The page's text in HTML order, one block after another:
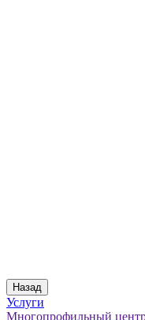
Назад
Услуги
Многопрофильный